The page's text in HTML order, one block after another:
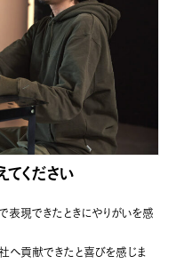
てください
現できたときにやりがいを感
へ貢献できたと喜びを感じま